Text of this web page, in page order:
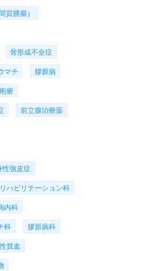
質腫瘍）
骨形成不全症
マチ
膠原病
瘡
前立腺治療薬
性強皮症
リハビリテーション科
内科
科
膠原病科
貧血